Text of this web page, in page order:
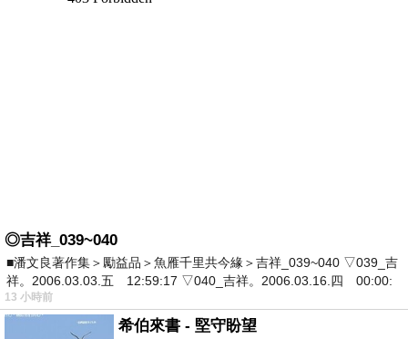
◎吉祥_039~040
■潘文良著作集＞勵益品＞魚雁千里共今緣＞吉祥_039~040 ▽039_吉
祥。2006.03.03.五 12:59:17 ▽040_吉祥。2006.03.16.四 00:00:
13 小時前
希伯來書 - 堅守盼望